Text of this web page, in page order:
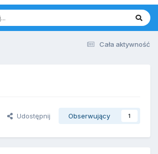
Cała aktywność
Udostępnij Obserwujący 1